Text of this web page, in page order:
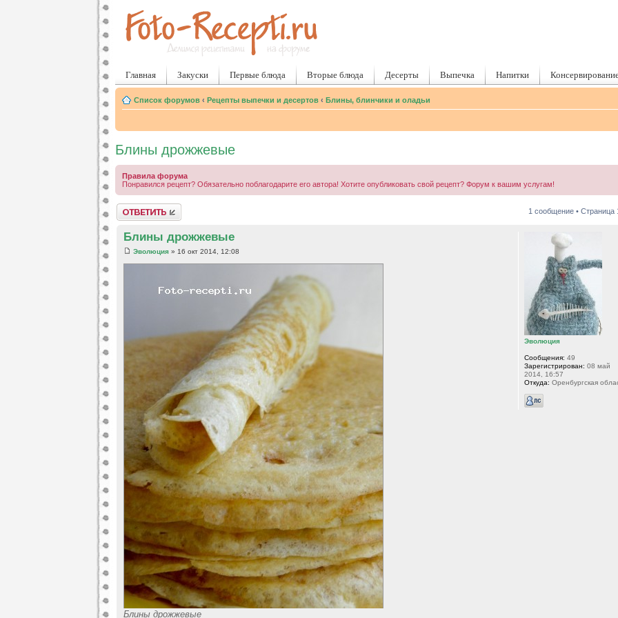
Главная Закуски Первые блюда Вторые блюда Десерты Выпечка Напитки
Список форумов ‹ Рецепты выпечки и десертов ‹ Блины, блинчики и оладьи
Блины дрожжевые
Правила форума
Понравился рецепт? Обязательно поблагодарите его автора! Хотите опубликовать свой рецепт? Форум к вашим услугам!
Ответить 1 сообщение • Страница
Блины дрожжевые
Эволюция » 16 окт 2014, 12:08
Блины дрожжевые
Эволюция
Сообщения: 49
Зарегистрирован: 08 май
2014, 16:57
Откуда: Оренбургская